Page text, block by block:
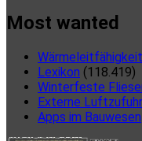
Most wanted
Lexikon (118.419)
Winterfeste
Externe
Apps im Bauwesen